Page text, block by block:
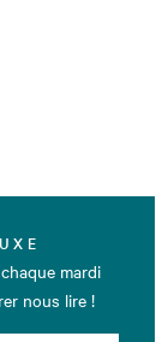
mardi
nous lire !